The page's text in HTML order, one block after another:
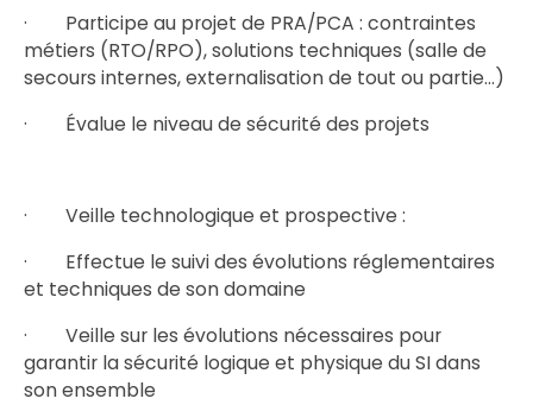
· Participe au projet de PRA/PCA : contraintes
métiers (RTO/RPO), solutions techniques (salle de
secours internes, externalisation de tout ou partie…)
· Évalue le niveau de sécurité des projets
· Veille technologique et prospective :
· Effectue le suivi des évolutions réglementaires
et techniques de son domaine
· Veille sur les évolutions nécessaires pour
garantir la sécurité logique et physique du SI dans
son ensemble